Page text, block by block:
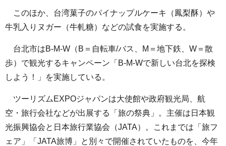
このほか、台湾菓子のパイナップルケーキ（鳳梨酥）や
牛乳入りヌガー（牛軋糖）などの試食を実施する。
台北市はB-M-W（B＝自転車/バス、M＝地下鉄、W＝散
歩）で観光するキャンペーン「B-M-Wで新しい台北を探検
しよう！」を実施している。
ツーリズムEXPOジャパンは大使館や政府観光局、航
空・旅行会社などが出展する「旅の祭典」。主催は日本観
光振興協会と日本旅行業協会（JATA）。これまでは「旅フ
ェア」「JATA旅博」と別々で開催されていたものを、今年